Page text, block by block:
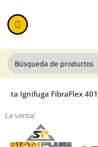
Ignifuga FibraFlex
La venta!